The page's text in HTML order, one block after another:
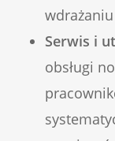
Serwis i
obsługi